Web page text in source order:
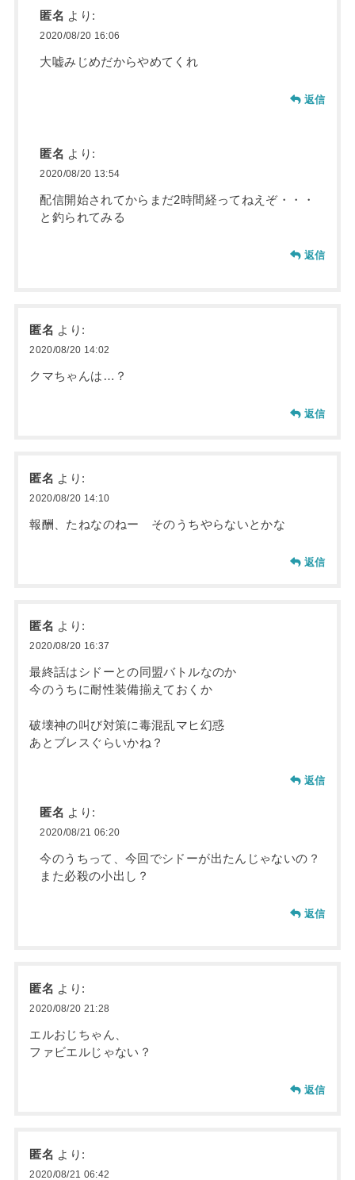
匿名 より:
2020/08/20 16:06
大嘘みじめだからやめてくれ
返信
匿名 より:
2020/08/20 13:54
配信開始されてからまだ2時間経ってねえぞ・・・
と釣られてみる
返信
匿名 より:
2020/08/20 14:02
クマちゃんは…？
返信
匿名 より:
2020/08/20 14:10
報酬、たねなのねー そのうちやらないとかな
返信
匿名 より:
2020/08/20 16:37
最終話はシドーとの同盟バトルなのか
今のうちに耐性装備揃えておくか
破壊神の叫び対策に毒混乱マヒ幻惑
あとブレスぐらいかね？
返信
匿名 より:
2020/08/21 06:20
今のうちって、今回でシドーが出たんじゃないの？
また必殺の小出し？
返信
匿名 より:
2020/08/20 21:28
エルおじちゃん、
ファビエルじゃない？
返信
匿名 より:
2020/08/21 06:42